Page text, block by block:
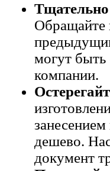
Обращайте
могут быть
компании.
дешево.
документ